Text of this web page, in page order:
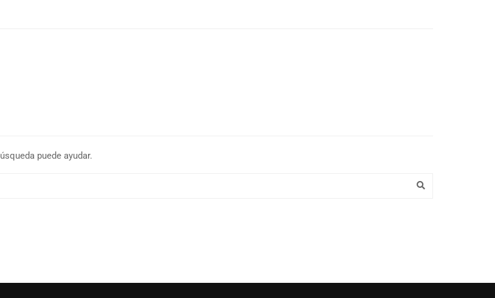
puede ayudar.